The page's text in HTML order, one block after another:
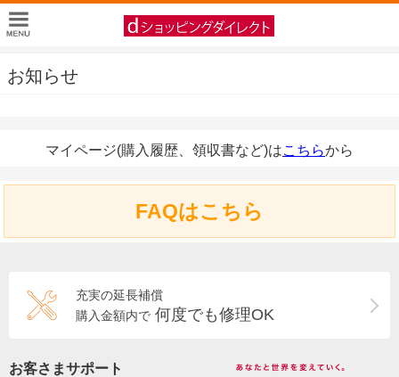
お知らせ
マイページ(購入履歴、領収書など)はこちらから
FAQはこちら
充実の延長補償
購入金額内で 何度でも修理OK
お客さまサポート